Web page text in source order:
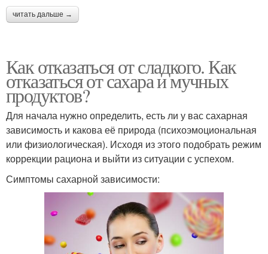
читать дальше →
Как отказаться от сладкого. Как
отказаться от сахара и мучных
продуктов?
Для начала нужно определить, есть ли у вас сахарная
зависимость и какова её природа (психоэмоциональная
или физиологическая). Исходя из этого подобрать режим
коррекции рациона и выйти из ситуации с успехом.
Симптомы сахарной зависимости: